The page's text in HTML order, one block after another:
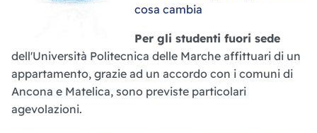
cosa cambia
Per gli studenti fuori sede
dell'Università Politecnica delle Marche affittuari di un
appartamento, grazie ad un accordo con i comuni di
Ancona e Matelica, sono previste particolari
agevolazioni.